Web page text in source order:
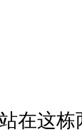
在这